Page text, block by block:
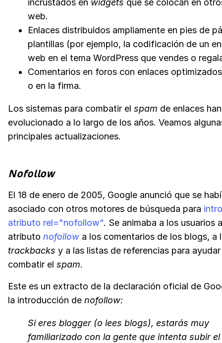
incrustados en widgets que se colocan en
web.
Enlaces distribuidos ampliamente en pies de
plantillas (por ejemplo, la codificación de un
web en el tema WordPress que vendes o
Comentarios en foros con enlaces
o en la firma.
Los sistemas para combatir el spam de enlaces han
evolucionado a lo largo de los años. Veamos
principales actualizaciones.
Nofollow
El 18 de enero de 2005, Google anunció que se
asociado con otros motores de búsqueda para
atributo rel="nofollow". Se animaba a los usuarios
atributo nofollow a los comentarios de los blogs, a
trackbacks y a las listas de referencias para
combatir el spam.
Este es un extracto de la declaración oficial de
la introducción de nofollow:
Si eres blogger (o lees blogs), estarás muy
familiarizado con la gente que intenta subir el